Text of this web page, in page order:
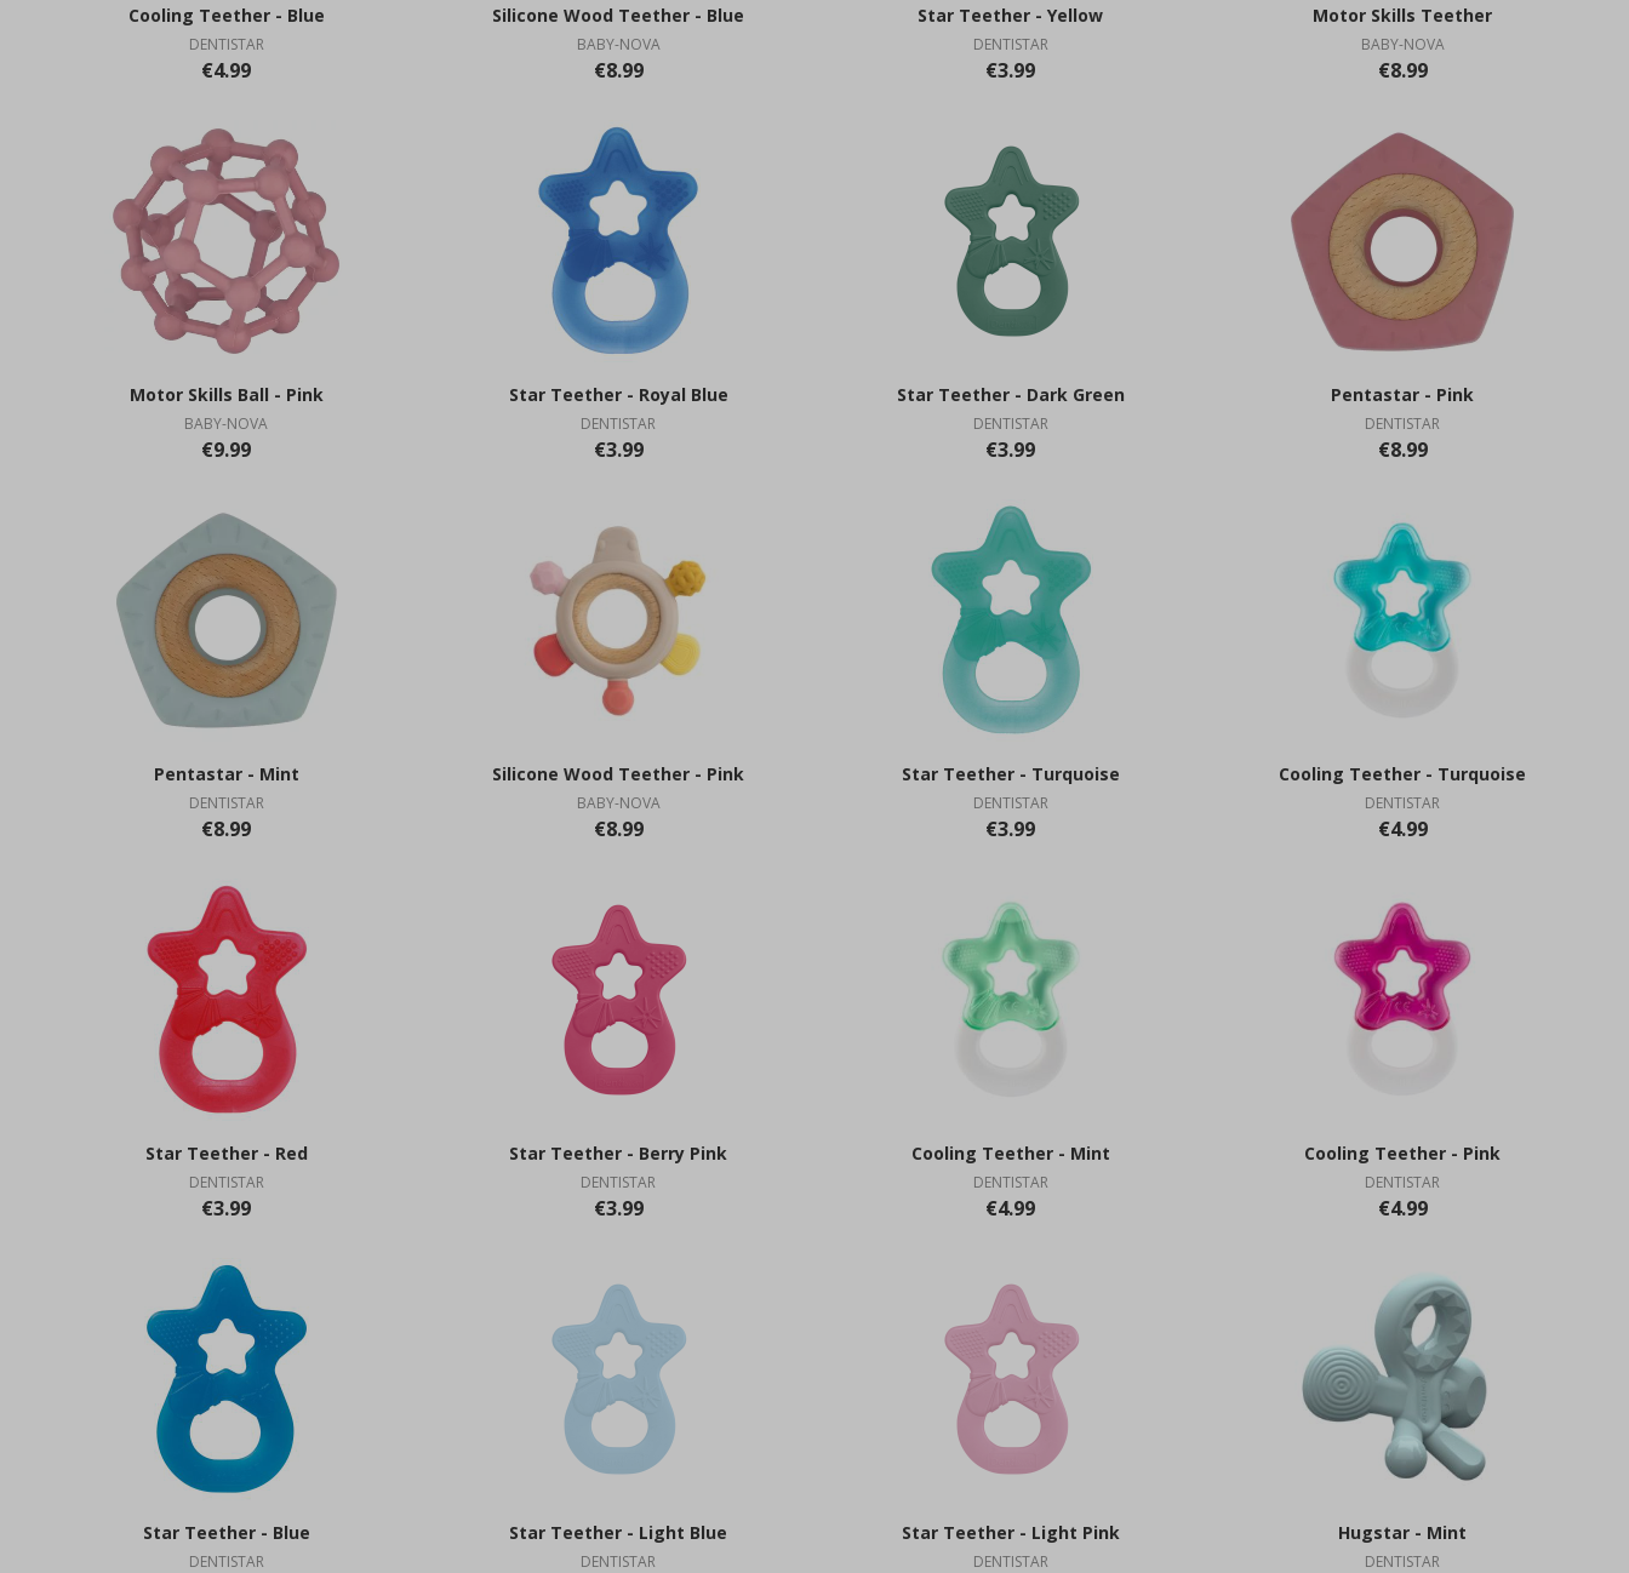
Cooling Teether - Blue
DENTISTAR
€4.99
Silicone Wood Teether - Blue
BABY-NOVA
€8.99
Star Teether - Yellow
DENTISTAR
€3.99
Motor Skills Teether
BABY-NOVA
€8.99
Motor Skills Ball - Pink
BABY-NOVA
€9.99
Star Teether - Royal Blue
DENTISTAR
€3.99
Star Teether - Dark Green
DENTISTAR
€3.99
Pentastar - Pink
DENTISTAR
€8.99
Pentastar - Mint
DENTISTAR
€8.99
Silicone Wood Teether - Pink
BABY-NOVA
€8.99
Star Teether - Turquoise
DENTISTAR
€3.99
Cooling Teether - Turquoise
DENTISTAR
€4.99
Star Teether - Red
DENTISTAR
€3.99
Star Teether - Berry Pink
DENTISTAR
€3.99
Cooling Teether - Mint
DENTISTAR
€4.99
Cooling Teether - Pink
DENTISTAR
€4.99
Star Teether - Blue
DENTISTAR
Star Teether - Light Blue
DENTISTAR
Star Teether - Light Pink
DENTISTAR
Hugstar - Mint
DENTISTAR